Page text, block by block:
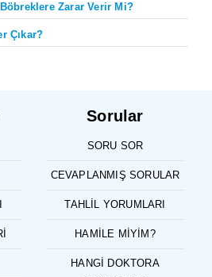
Zarar Verir Mi?
Çıkar?
Sorular
SORU SOR
CEVAPLANMIŞ SORULAR
TAHLIL YORUMLARI
HAMILE MIYIM?
HANGI DOKTORA